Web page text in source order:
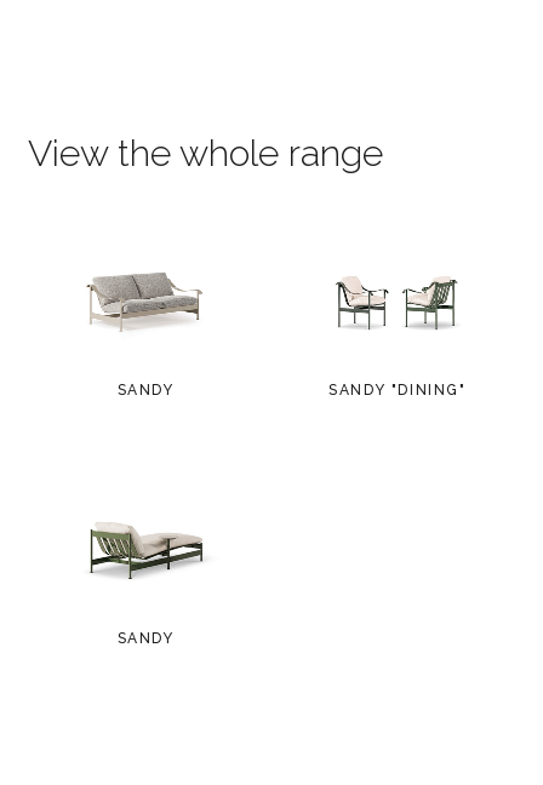
View the whole range
SANDY SANDY "DINING"
SANDY